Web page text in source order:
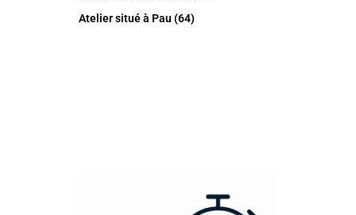
Atelier situé à Pau (64)